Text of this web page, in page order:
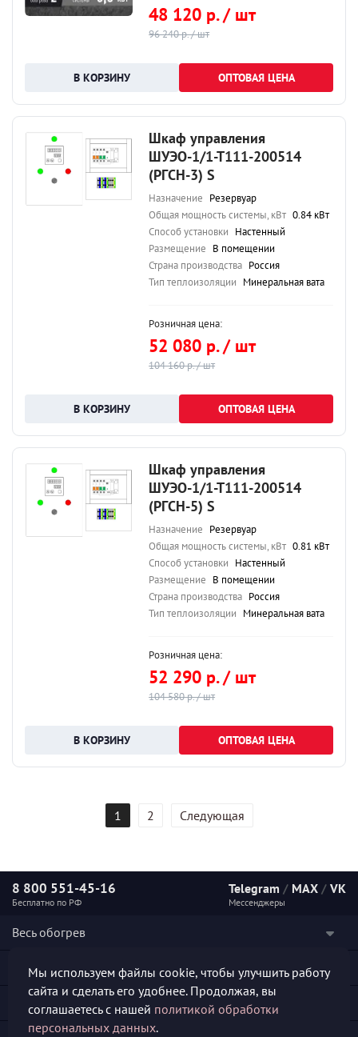
48 120 р. / шт
96 240 р. / шт
ОПТОВАЯ ЦЕНА
Шкаф управления
ШУЭО-1/1-Т111-200514
(РГСН-3) S
Назначение Резервуар
Общая мощность системы, кВт 0.84 кВт
Способ установки Настенный
Размещение В помещении
Страна производства Россия
Тип теплоизоляции Минеральная вата
Розничная цена:
52 080 р. / шт
104 160 р. / шт
ОПТОВАЯ ЦЕНА
Шкаф управления
ШУЭО-1/1-Т111-200514
(РГСН-5) S
Назначение Резервуар
Общая мощность системы, кВт 0.81 кВт
Способ установки Настенный
Размещение В помещении
Страна производства Россия
Тип теплоизоляции Минеральная вата
Розничная цена:
52 290 р. / шт
104 580 р. / шт
ОПТОВАЯ ЦЕНА
1 2 Следующая
8 800 551-45-16
Бесплатно по РФ
Telegram / MAX / VK
Мессенджеры
Весь обогрев
Наши услуги
Мы используем файлы cookie, чтобы улучшить работу
сайта и сделать его удобнее. Продолжая, вы
соглашаетесь с нашей политикой обработки
персональных данных.